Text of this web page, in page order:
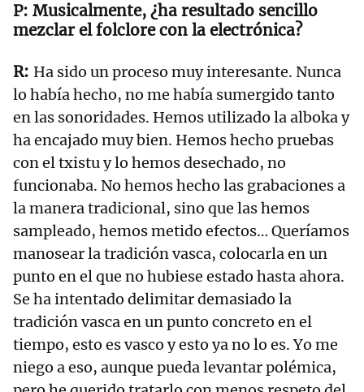
Musicalmente, ¿ha resultado sencillo
mezclar el folclore con la electrónica?
Ha sido un proceso muy interesante. Nunca
lo había hecho, no me había sumergido tanto
en las sonoridades. Hemos utilizado la alboka y
ha encajado muy bien. Hemos hecho pruebas
con el txistu y lo hemos desechado, no
funcionaba. No hemos hecho las grabaciones a
la manera tradicional, sino que las hemos
sampleado, hemos metido efectos… Queríamos
manosear la tradición vasca, colocarla en un
punto en el que no hubiese estado hasta ahora.
Se ha intentado delimitar demasiado la
tradición vasca en un punto concreto en el
tiempo, esto es vasco y esto ya no lo es. Yo me
niego a eso, aunque pueda levantar polémica,